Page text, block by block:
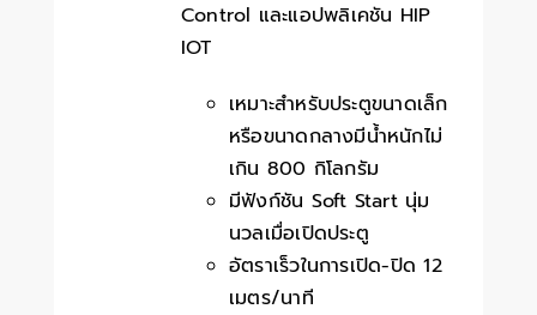
Control และแอปพลิเคชัน HIP
IOT
เหมาะสำหรับประตูขนาดเล็ก
หรือขนาดกลางมีน้ำหนักไม่
เกิน 800 กิโลกรัม
มีฟังก์ชัน Soft Start นุ่ม
นวลเมื่อเปิดประตู
อัตราเร็วในการเปิด-ปิด 12
เมตร/นาที